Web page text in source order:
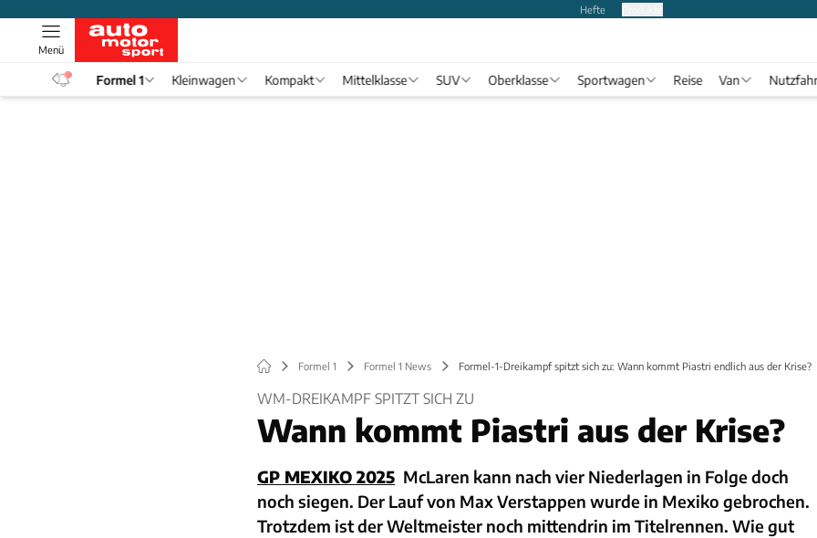
Hefte
Menü
Formel 1 Kleinwagen Kompakt Mittelklasse SUV Oberklasse Sportwagen Reise Van
Formel 1 Formel 1 News Formel-1-Dreikampf spitzt sich zu: Wann kommt Piastri endlich aus der Krise?
WM-DREIKAMPF SPITZT SICH ZU
Wann kommt Piastri aus der Krise?
GP MEXIKO 2025 McLaren kann nach vier Niederlagen in Folge doch
noch siegen. Der Lauf von Max Verstappen wurde in Mexiko gebrochen.
Trotzdem ist der Weltmeister noch mittendrin im Titelrennen. Wie gut